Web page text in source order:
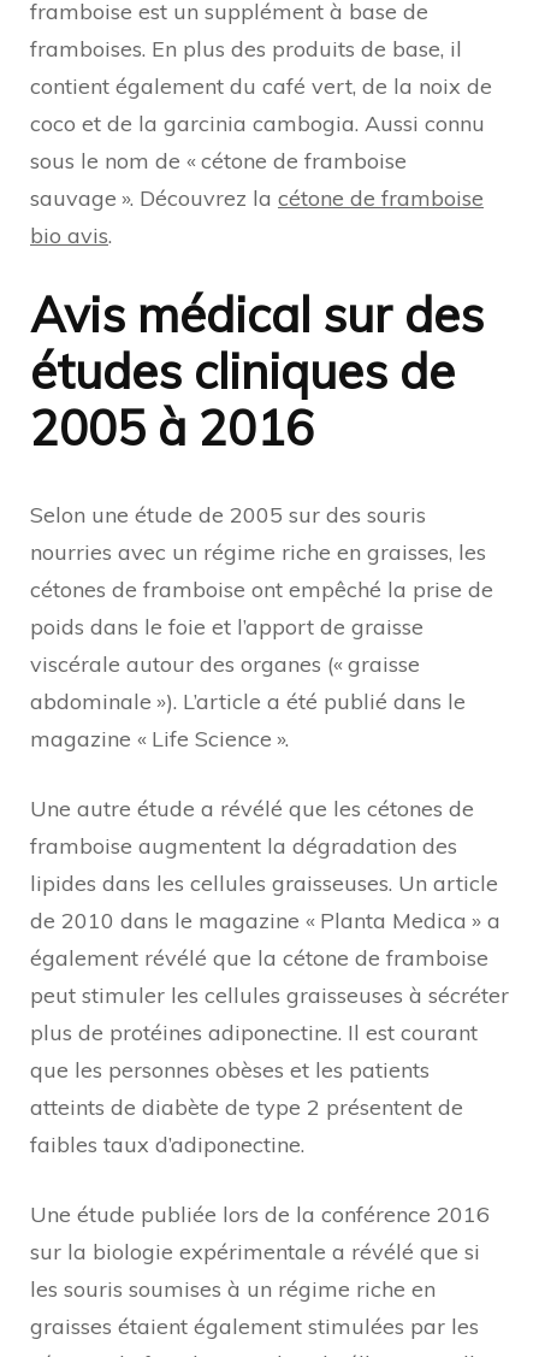
framboise est un supplément à base de
framboises. En plus des produits de base, il
contient également du café vert, de la noix de
coco et de la garcinia cambogia. Aussi connu
sous le nom de « cétone de framboise
sauvage ». Découvrez la cétone de framboise
bio avis.
Avis médical sur des
études cliniques de
2005 à 2016
Selon une étude de 2005 sur des souris
nourries avec un régime riche en graisses, les
cétones de framboise ont empêché la prise de
poids dans le foie et l’apport de graisse
viscérale autour des organes (« graisse
abdominale »). L’article a été publié dans le
magazine « Life Science ».
Une autre étude a révélé que les cétones de
framboise augmentent la dégradation des
lipides dans les cellules graisseuses. Un article
de 2010 dans le magazine « Planta Medica » a
également révélé que la cétone de framboise
peut stimuler les cellules graisseuses à sécréter
plus de protéines adiponectine. Il est courant
que les personnes obèses et les patients
atteints de diabète de type 2 présentent de
faibles taux d’adiponectine.
Une étude publiée lors de la conférence 2016
sur la biologie expérimentale a révélé que si
les souris soumises à un régime riche en
graisses étaient également stimulées par les